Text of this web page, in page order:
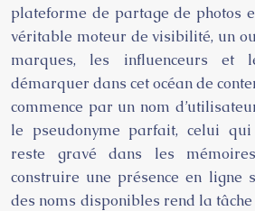
plateforme de partage de photos
véritable moteur de visibilité, un
marques, les influenceurs et
démarquer dans cet océan de
commence par un nom
le pseudonyme parfait, celui qui
reste gravé dans les
construire une présence en ligne
des noms disponibles rend la